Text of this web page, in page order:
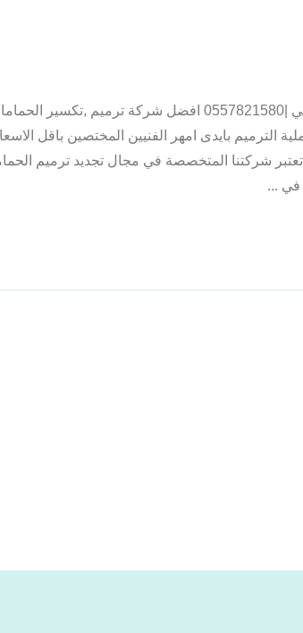
تكسير وترميم حمامات في ابوظبي |0557821580 افضل شركة ترميم ,تكسير
الترميم بايدى امهر الفنيين المختصين باقل
شركتنا المتخصصة في مجال تجديد ترميم
في ...